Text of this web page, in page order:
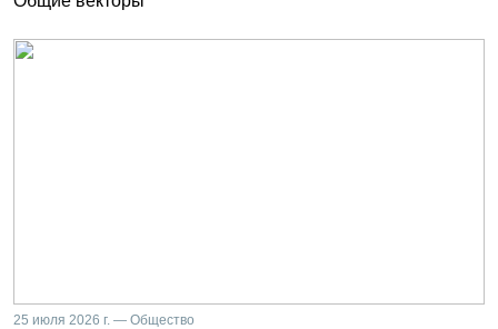
25 июля 2026 г. — Общество